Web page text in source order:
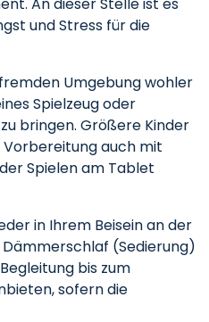
und Stress für die
Umgebung wohler
Spielzeug oder
bringen. Größere Kinder
auch mit
Spielen am Tablet
in Ihrem Beisein an der
Dämmerschlaf (Sedierung)
bis zum
sofern die